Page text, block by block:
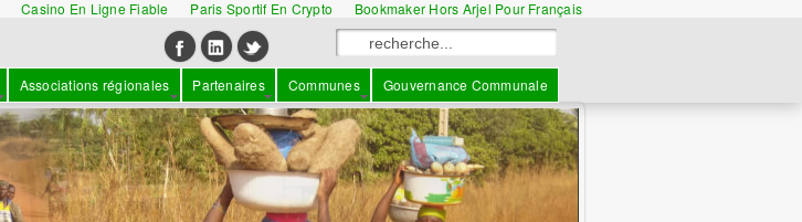
Casino En Ligne Fiable Paris Sportif En Crypto Bookmaker Hors Arjel Pour Français
Associations régionales Partenaires Communes Gouvernance Communale